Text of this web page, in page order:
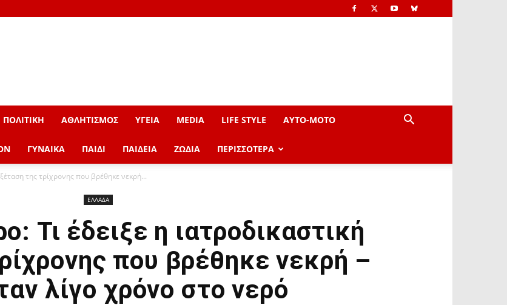
ΠΟΛΙΤΙΚΗ ΑΘΛΗΤΙΣΜΟΣ ΥΓΕΙΑ MEDIA LIFE STYLE AYTO-ΜOTO
ΓΥΝΑΙΚΑ ΠΑΙΔΙ ΠΑΙΔΕΙΑ ΖΩΔΙΑ ΠΕΡΙΣΣΟΤΕΡΑ
της τρίχρονης που βρέθηκε νεκρή...
ΕΛΛΑΔΑ
Τι έδειξε η ιατροδικαστική
που βρέθηκε νεκρή –
λίγο χρόνο στο νερό